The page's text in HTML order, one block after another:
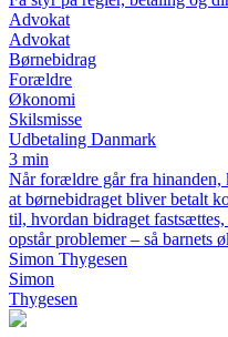
Advokat
Advokat
Børnebidrag
Forældre
Økonomi
Skilsmisse
Udbetaling Danmark
3 min
Når forældre går fra hinanden,
at børnebidraget bliver betalt
til, hvordan bidraget
opstår problemer – så barnets
Simon Thygesen
Simon
Thygesen